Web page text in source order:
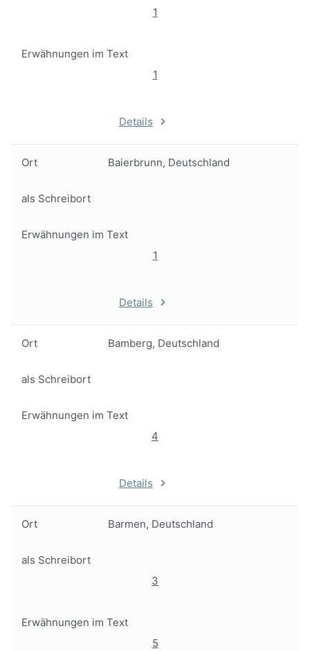
1
Erwähnungen im Text
1
Details
Ort Baierbrunn, Deutschland
als Schreibort
Erwähnungen im Text
1
Details
Ort Bamberg, Deutschland
als Schreibort
Erwähnungen im Text
4
Details
Ort Barmen, Deutschland
als Schreibort
3
Erwähnungen im Text
5